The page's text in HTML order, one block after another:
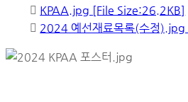
KPAA.jpg [File Size:26.2KB]
2024 예선재료목록(수정